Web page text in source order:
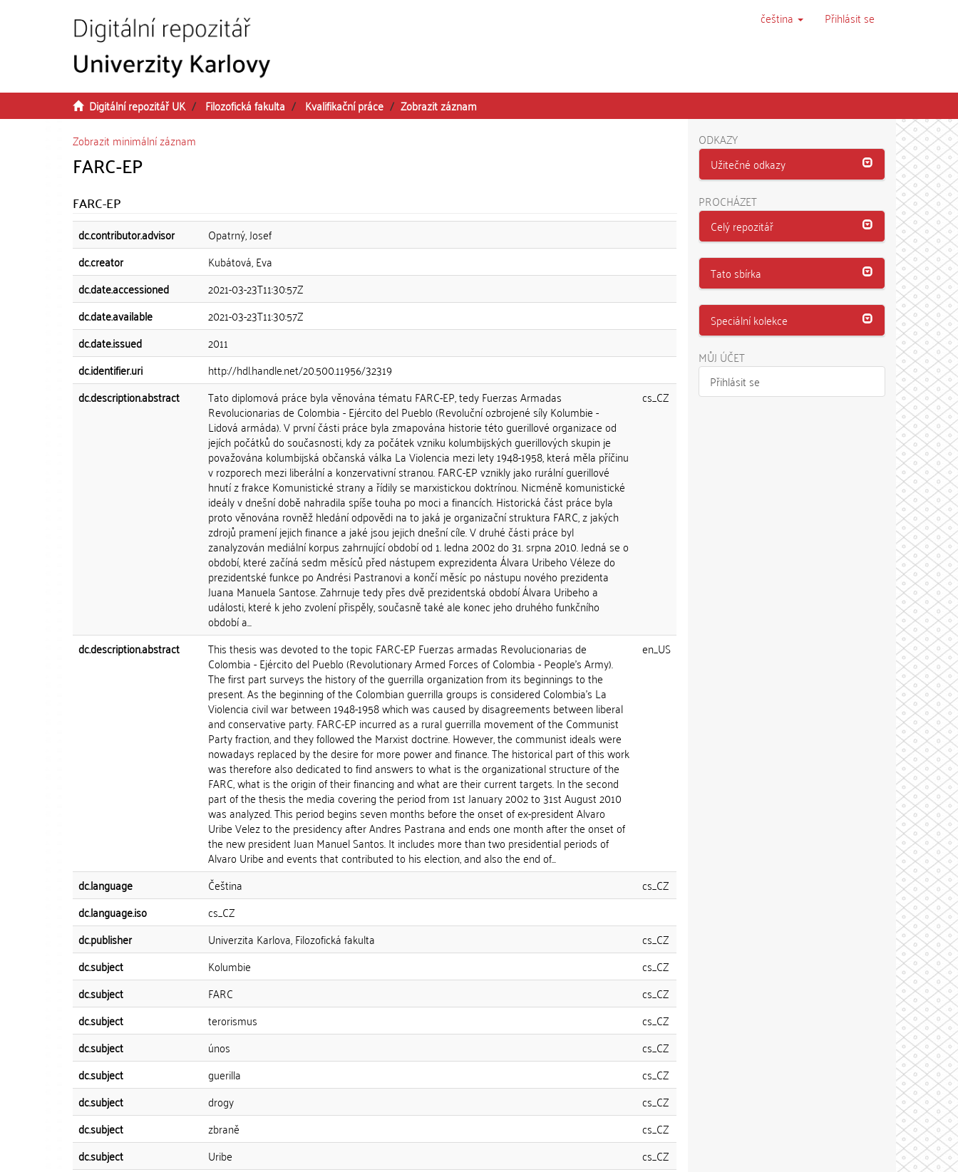
čeština Přihlásit se
Digitální repozitář UK Filozofická fakulta Kvalifikační práce
Zobrazit záznam
Zobrazit minimální záznam
FARC-EP
FARC-EP
dc.contributor.advisor
Opatrný, Josef
dc.creator
Kubátová, Eva
dc.date.accessioned
2021-03-23T11:30:57Z
dc.date.available
2021-03-23T11:30:57Z
dc.date.issued
2011
dc.identifier.uri
http://hdl.handle.net/20.500.11956/32319
dc.description.abstract
Tato diplomová práce byla věnována tématu FARC-EP, tedy Fuerzas Armadas
Revolucionarias de Colombia - Ejército del Pueblo (Revoluční ozbrojené síly Kolumbie -
Lidová armáda). V první části práce byla zmapována historie této guerillové organizace od
jejích počátků do současnosti, kdy za počátek vzniku kolumbijských guerillových skupin je
považována kolumbijská občanská válka La Violencia mezi lety 1948-1958, která měla příčinu
v rozporech mezi liberální a konzervativní stranou. FARC-EP vznikly jako rurální guerillové
hnutí z frakce Komunistické strany a řídily se marxistickou doktrínou. Nicméně komunistické
ideály v dnešní době nahradila spíše touha po moci a financích. Historická část práce byla
proto věnována rovněž hledání odpovědi na to jaká je organizační struktura FARC, z jakých
zdrojů pramení jejich finance a jaké jsou jejich dnešní cíle. V druhé části práce byl
zanalyzován mediální korpus zahrnující období od 1. ledna 2002 do 31. srpna 2010. Jedná se o
období, které začíná sedm měsíců před nástupem exprezidenta Álvara Uribeho Véleze do
prezidentské funkce po Andrési Pastranovi a končí měsíc po nástupu nového prezidenta
Juana Manuela Santose. Zahrnuje tedy přes dvě prezidentská období Álvara Uribeho a
události, které k jeho zvolení přispěly, současně také ale konec jeho druhého funkčního
období a...
cs_CZ
dc.description.abstract This thesis was devoted to the topic FARC-EP Fuerzas armadas Revolucionarias de
Colombia - Ejército del Pueblo (Revolutionary Armed Forces of Colombia - People's Army).
The first part surveys the history of the guerrilla organization from its beginnings to the
present. As the beginning of the Colombian guerrilla groups is considered Colombia's La
Violencia civil war between 1948-1958 which was caused by disagreements between liberal
and conservative party. FARC-EP incurred as a rural guerrilla movement of the Communist
Party fraction, and they followed the Marxist doctrine. However, the communist ideals were
nowadays replaced by the desire for more power and finance. The historical part of this work
was therefore also dedicated to find answers to what is the organizational structure of the
FARC, what is the origin of their financing and what are their current targets. In the second
part of the thesis the media covering the period from 1st January 2002 to 31st August 2010
was analyzed. This period begins seven months before the onset of ex-president Alvaro
Uribe Velez to the presidency after Andres Pastrana and ends one month after the onset of
the new president Juan Manuel Santos. It includes more than two presidential periods of
Alvaro Uribe and events that contributed to his election, and also the end of...
en_US
dc.language Čeština
cs_CZ
dc.language.iso
cs_CZ
dc.publisher
Univerzita Karlova, Filozofická fakulta
cs_CZ
dc.subject
Kolumbie
cs_CZ
dc.subject
FARC
cs_CZ
dc.subject
terorismus
cs_CZ
dc.subject
únos
cs_CZ
dc.subject
guerilla
cs_CZ
dc.subject
drogy
cs_CZ
dc.subject
zbraně
cs_CZ
dc.subject
Uribe
cs_CZ
ODKAZY
Užitečné odkazy
PROCHÁZET
Celý repozitář
Tato sbírka
Speciální kolekce
MŮJ ÚČET
Přihlásit se